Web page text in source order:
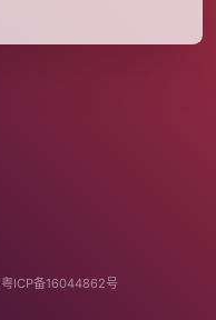
粤ICP备16044862号